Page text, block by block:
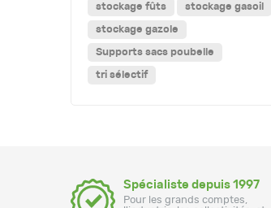
stockage fûts stockage gasoil
stockage gazole
Supports sacs poubelle
tri sélectif
Spécialiste depuis 1997
Pour les grands comptes,